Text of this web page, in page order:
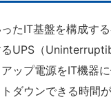
たIT基盤を構成す
UPS（
ップ電源をIT機器
ダウンできる時間